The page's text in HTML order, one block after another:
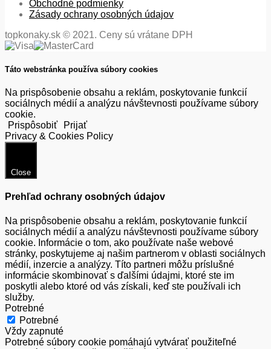
Obchodné podmienky
Zásady ochrany osobných údajov
topkonaky.sk © 2021. Ceny sú vrátane DPH
Táto webstránka používa súbory cookies
Na prispôsobenie obsahu a reklám, poskytovanie funkcií
sociálnych médií a analýzu návštevnosti používame súbory
cookie.
Prispôsobiť
Prijať
Privacy & Cookies Policy
Close
Prehľad ochrany osobných údajov
Na prispôsobenie obsahu a reklám, poskytovanie funkcií
sociálnych médií a analýzu návštevnosti používame súbory
cookie. Informácie o tom, ako používate naše webové
stránky, poskytujeme aj našim partnerom v oblasti sociálnych
médií, inzercie a analýzy. Títo partneri môžu príslušné
informácie skombinovať s ďalšími údajmi, ktoré ste im
poskytli alebo ktoré od vás získali, keď ste používali ich
služby.
Potrebné
Potrebné
Vždy zapnuté
Potrebné súbory cookie pomáhajú vytvárať použiteľné